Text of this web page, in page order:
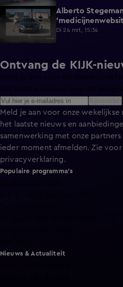
0:40
Alberto
Di 24 mrt, 15:34
Ontvang de KIJK-
Meld je aan voor onze
het laatste nieuws en
samenwerking met onze
ieder moment afmelden. Zie
privacyverklaring.
Populaire programma's
Nieuws & Actualiteit